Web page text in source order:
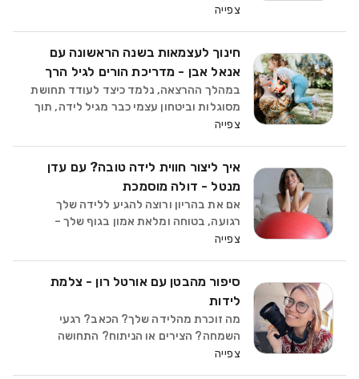
המעוניינים להעמיק את הידע והמיומנויות
נשוחח על: •⁠ ⁠חשיבות הגבולות ב
צפייה
חינוך לעצמאות בשנה הראשונה עם
אנאל אבן - מדריכת הורים לגיל הרך
במהלך ההרצאה, נלמד כיצד לעודד תחושת
מסוגלות וביטחון עצמי כבר מגיל לידה, תוך
הבנת הצרכים הפיזיים, הרגשיים
העצמאות של ילדכם ותחושת ה
צפייה
איך ליצור חווית לידה טובה? עם עדן
מנטל - דולה מוסמכת
אם את בהריון ורוצה להגיע ללידה שלך
רגועה, בטוחה ומלאת אמון בגוף שלך –
הסדנה הזו בשבילך! הריון זאת תקופה
ודאות. הצטרפי אלי ל
צפייה
סיפור מהבטן עם אורטל רון - צלמת
לידות
מה זוכרת מהלידה שלך? הכאב? רגעי
השמחה? הצירים או הניתוח? התחושה
שהכול בידיים שלך – או שלא? המשפחה,
צפייה